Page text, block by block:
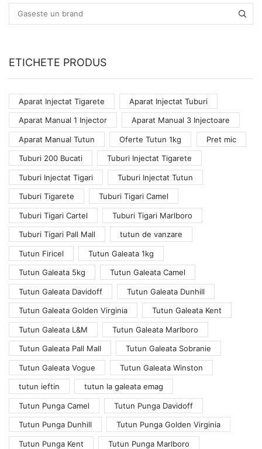
ETICHETE PRODUS
Aparat Injectat Tigarete Aparat Injectat Tuburi
Aparat Manual 1 Injector Aparat Manual 3 Injectoare
Aparat Manual Tutun Oferte Tutun 1kg Pret mic
Tuburi 200 Bucati Tuburi Injectat Tigarete
Tuburi Injectat Tigari Tuburi Injectat Tutun
Tuburi Tigarete Tuburi Tigari Camel
Tuburi Tigari Cartel Tuburi Tigari Marlboro
Tuburi Tigari Pall Mall tutun de vanzare
Tutun Firicel Tutun Galeata 1kg
Tutun Galeata 5kg Tutun Galeata Camel
Tutun Galeata Davidoff Tutun Galeata Dunhill
Tutun Galeata Golden Virginia Tutun Galeata Kent
Tutun Galeata L&M Tutun Galeata Marlboro
Tutun Galeata Pall Mall Tutun Galeata Sobranie
Tutun Galeata Vogue Tutun Galeata Winston
tutun ieftin tutun la galeata emag
Tutun Punga Camel Tutun Punga Davidoff
Tutun Punga Dunhill Tutun Punga Golden Virginia
Tutun Punga Kent Tutun Punga Marlboro